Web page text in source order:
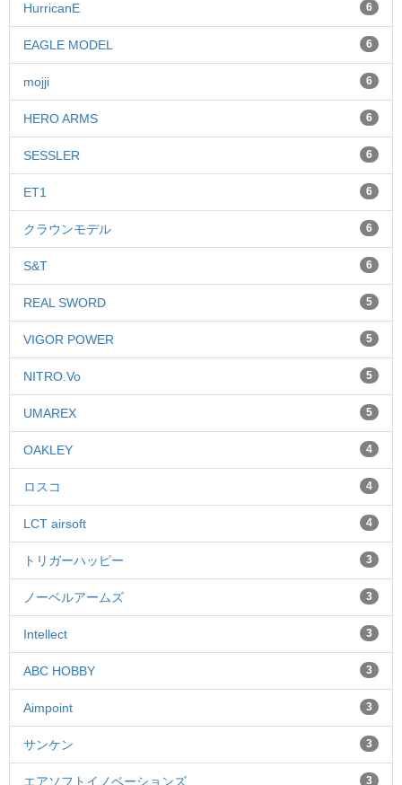
HurricanE 6
EAGLE MODEL 6
mojji 6
HERO ARMS 6
SESSLER 6
ET1 6
クラウンモデル 6
S&T 6
REAL SWORD 5
VIGOR POWER 5
NITRO.Vo 5
UMAREX 5
OAKLEY 4
ロスコ 4
LCT airsoft 4
トリガーハッピー 3
ノーベルアームズ 3
Intellect 3
ABC HOBBY 3
Aimpoint 3
サンケン 3
エアソフトイノベーションズ 3